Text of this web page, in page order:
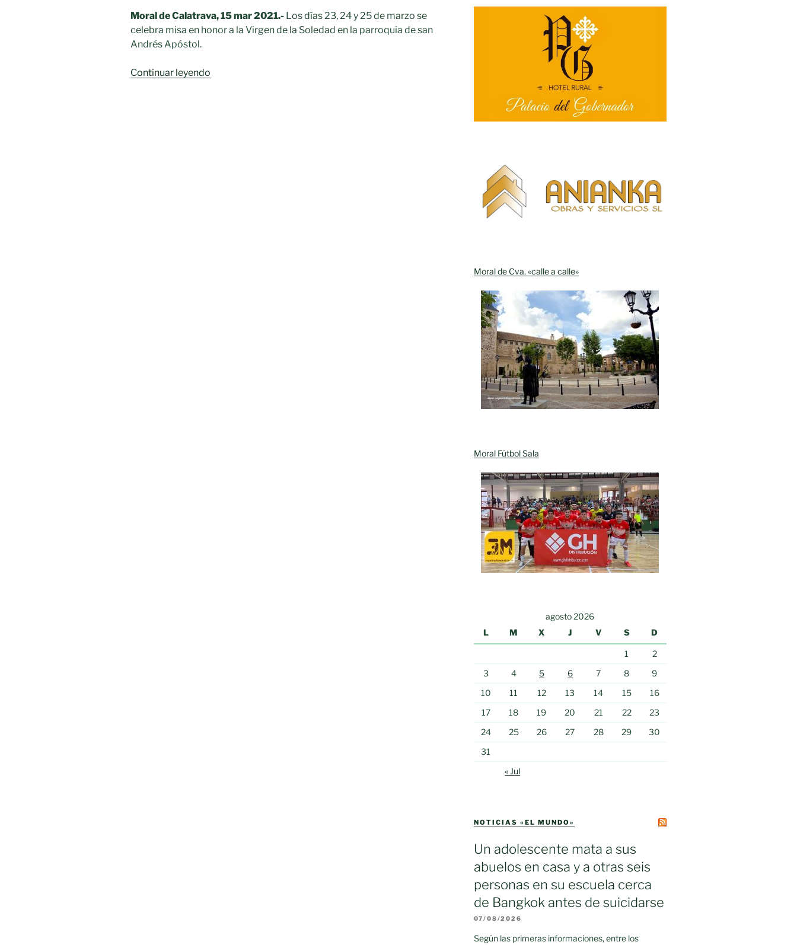
Moral de Calatrava, 15 mar 2021.- Los días 23, 24 y 25 de marzo se
celebra misa en honor a la Virgen de la Soledad en la parroquia de san
Andrés Apóstol.
Continuar leyendo
Moral de Cva. «calle a calle»
Moral Fútbol Sala
agosto 2026
L
M X J V S D
1
2
3
4 5 6 7 8
9
10
11 12 13 14 15
16
17
18 19 20 21 22
23
24
25 26 27 28 29
30
31
« Jul
NOTICIAS «EL MUNDO»
Un adolescente mata a sus
abuelos en casa y a otras seis
personas en su escuela cerca
de Bangkok antes de suicidarse
07/08/2026
Según las primeras informaciones, entre los